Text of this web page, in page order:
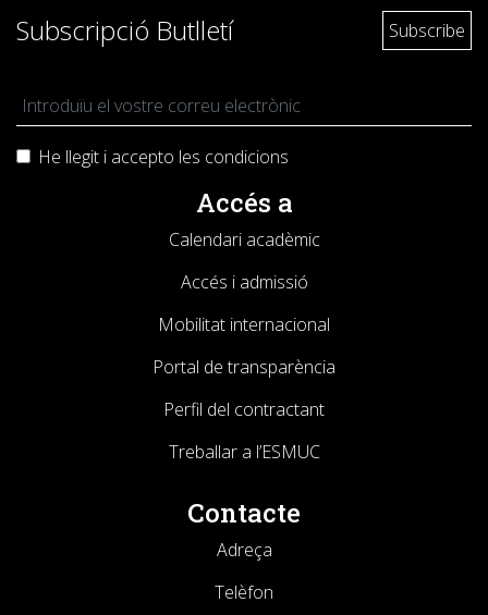
Subscripció Butlletí
He llegit i accepto les condicions
Accés a
Calendari acadèmic
Accés i admissió
Mobilitat internacional
Portal de transparència
Perfil del contractant
Treballar a l’ESMUC
Contacte
Adreça
Telèfon